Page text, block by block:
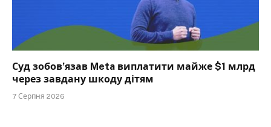
Суд зобов’язав Meta виплатити майже $1 млрд
через завдану шкоду дітям
7 Серпня 2026